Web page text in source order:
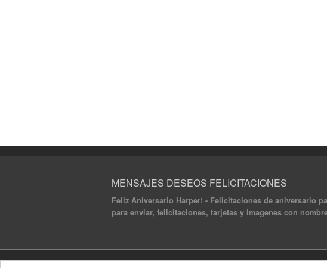
MENSAJES DESEOS FELICITACIONES
Feliz Aniversario Harper! - Felicitaciones de aniversario
para enviar, felicitaciones, tarjetas y imagenes con